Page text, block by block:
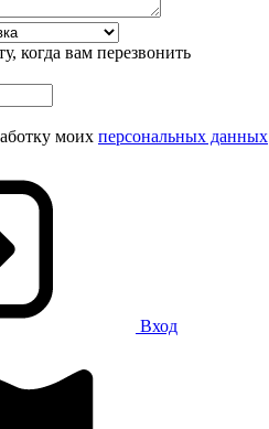
когда вам перезвонить
моих персональных данных
Вход